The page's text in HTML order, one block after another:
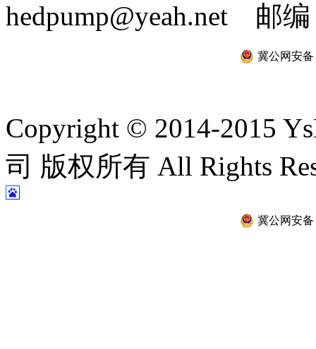
hedpump@yeah.net 邮编
冀公网安备
Copyright © 2014-2015
司 版权所有 All Rights
冀公网安备